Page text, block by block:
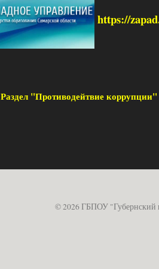
https://
Раздел "Противодейтвие
© 2026 ГБПОУ "Губернский